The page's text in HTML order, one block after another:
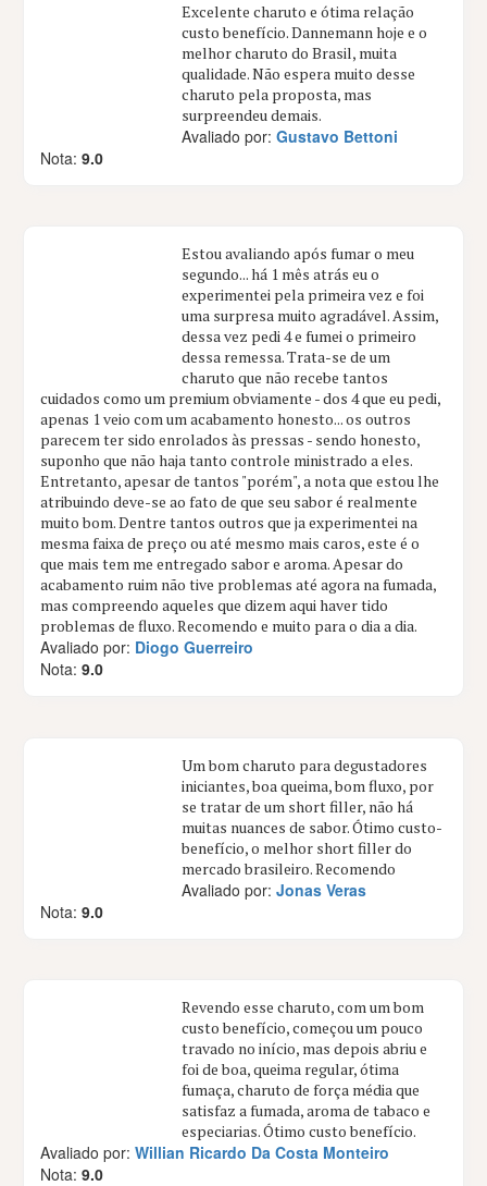
Excelente charuto e ótima relação
custo benefício. Dannemann hoje e o
melhor charuto do Brasil, muita
qualidade. Não espera muito desse
charuto pela proposta, mas
surpreendeu demais.
Avaliado por:Gustavo Bettoni
Nota:9.0
Estou avaliando após fumar o meu
segundo... há 1 mês atrás eu o
experimentei pela primeira vez e foi
uma surpresa muito agradável. Assim,
dessa vez pedi 4 e fumei o primeiro
dessa remessa. Trata-se de um
charuto que não recebe tantos
cuidados como um premium obviamente - dos 4 que eu pedi,
apenas 1 veio com um acabamento honesto... os outros
parecem ter sido enrolados às pressas - sendo honesto,
suponho que não haja tanto controle ministrado a eles.
Entretanto, apesar de tantos "porém", a nota que estou lhe
atribuindo deve-se ao fato de que seu sabor é realmente
muito bom. Dentre tantos outros que ja experimentei na
mesma faixa de preço ou até mesmo mais caros, este é o
que mais tem me entregado sabor e aroma. Apesar do
acabamento ruim não tive problemas até agora na fumada,
mas compreendo aqueles que dizem aqui haver tido
problemas de fluxo. Recomendo e muito para o dia a dia.
Avaliado por: Diogo Guerreiro
Nota:9.0
Um bom charuto para degustadores
iniciantes, boa queima, bom fluxo, por
se tratar de um short filler, não há
muitas nuances de sabor. Ótimo custo-
benefício, o melhor short filler do
mercado brasileiro. Recomendo
Avaliado por:Jonas Veras
Nota:9.0
Revendo esse charuto, com um bom
custo benefício, começou um pouco
travado no início, mas depois abriu e
foi de boa, queima regular, ótima
fumaça, charuto de força média que
satisfaz a fumada, aroma de tabaco e
especiarias. Ótimo custo benefício.
Avaliado por:Willian Ricardo Da Costa Monteiro
Nota:9.0